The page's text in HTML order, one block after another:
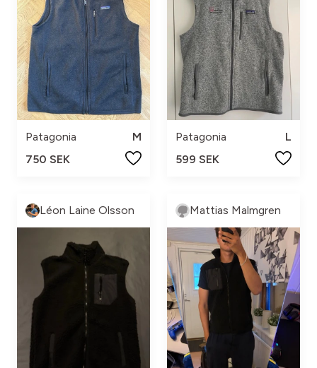
Patagonia
M
750 SEK
Patagonia
L
599 SEK
Léon Laine Olsson Mattias Malmgren